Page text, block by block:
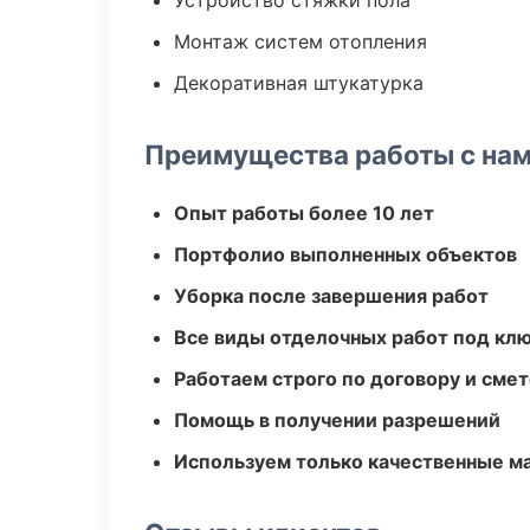
Монтаж систем отопления
Декоративная штукатурка
Преимущества работы с
Опыт работы более 10 лет
Портфолио выполненных объектов
Уборка после завершения работ
Все виды отделочных работ под
Работаем строго по договору и
Помощь в получении разрешений
Используем только качественные